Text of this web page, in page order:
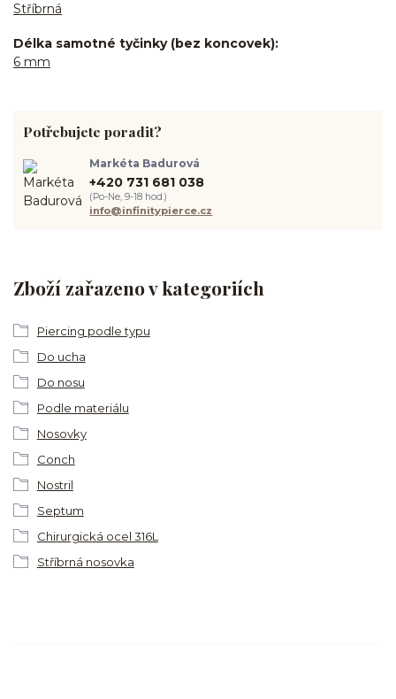
Stříbrná
Délka samotné tyčinky (bez koncovek)
6 mm
Zboží zařazeno v kategoriích
Piercing podle typu
Do ucha
Do nosu
Podle materiálu
Nosovky
Conch
Nostril
Septum
Chirurgická ocel 316L
Stříbrná nosovka
Potřebujete poradit?
Markéta Badurová
+420 731 681 038
(Po-Ne, 9-18 hod.)
info@infinitypierce.cz